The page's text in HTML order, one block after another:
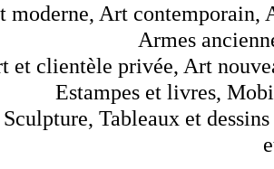
moderne, Art contemporain,
Armes
et clientèle privée, Art
Estampes et livres,
Tableaux et